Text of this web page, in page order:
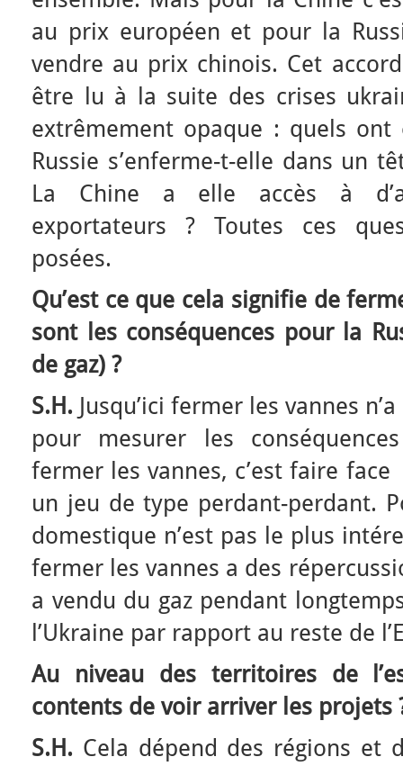
au prix européen et pour la
vendre au prix chinois. Cet
être lu à la suite des crises
extrêmement opaque : quels
Russie s’enferme-t-elle dans un
La Chine a elle accès à
exportateurs ? Toutes ces
posées.
Qu’est ce que cela signifie de
sont les conséquences pour la
de gaz) ?
S.H. Jusqu’ici fermer les vannes
pour mesurer les
fermer les vannes, c’est faire
un jeu de type perdant-perdant.
domestique n’est pas le plus
fermer les vannes a des
a vendu du gaz pendant
l’Ukraine par rapport au reste de
Au niveau des territoires de
contents de voir arriver les projets
S.H. Cela dépend des régions et